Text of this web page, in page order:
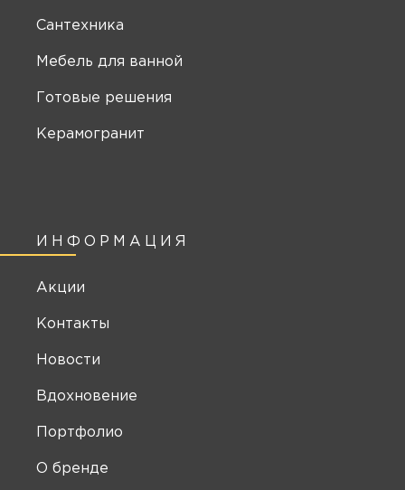
ИНФОРМАЦИЯ
Акции
Контакты
Новости
Вдохновение
Портфолио
О бренде
Сантехника
Мебель для ванной
Готовые решения
Керамогранит